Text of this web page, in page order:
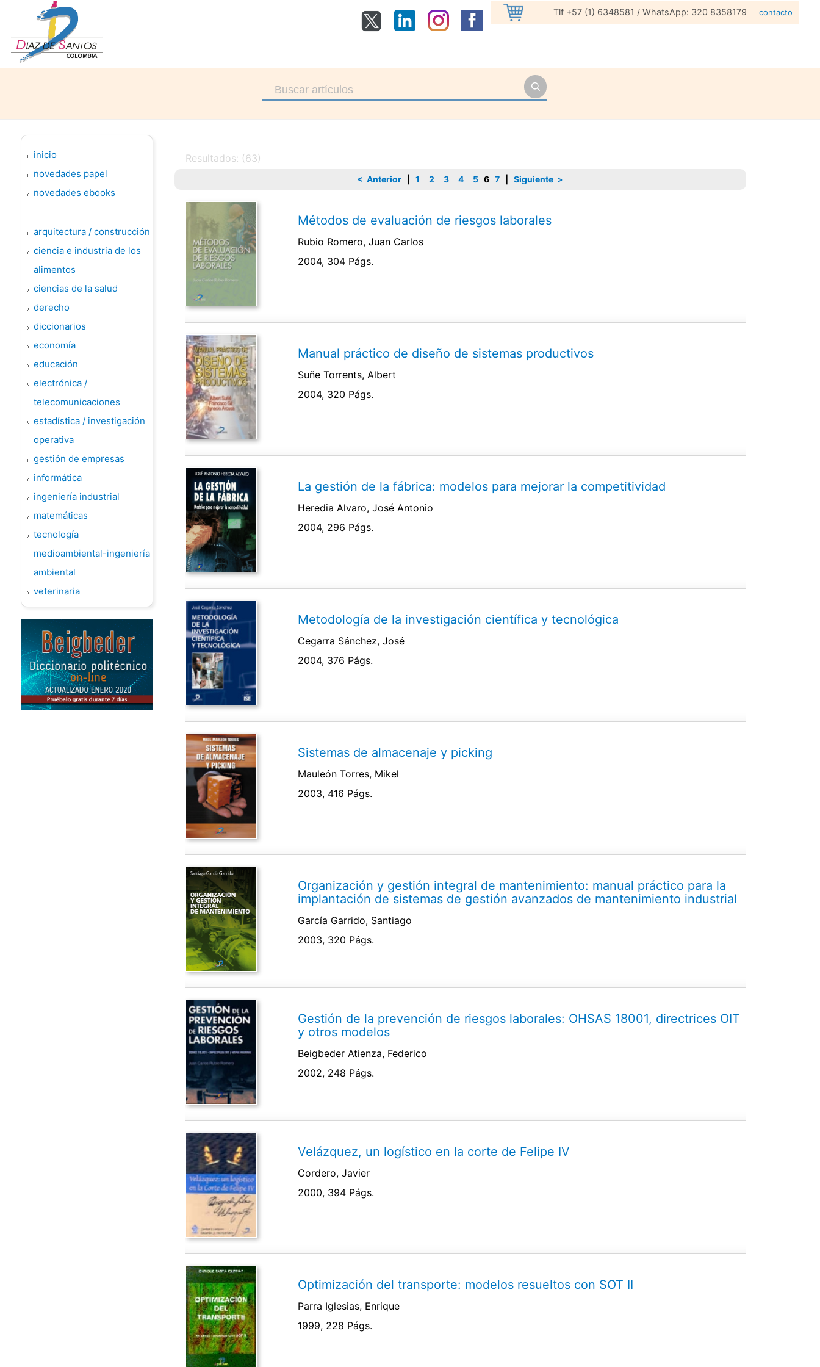
Tlf +57 (1) 6348581 / WhatsApp: 320 8358179 contacto
inicio
novedades papel
novedades ebooks
arquitectura / construcción
ciencia e industria de los
alimentos
ciencias de la salud
derecho
diccionarios
economía
educación
electrónica /
telecomunicaciones
estadística / investigación
operativa
gestión de empresas
informática
ingeniería industrial
matemáticas
tecnología
medioambiental-ingeniería
ambiental
veterinaria
Resultados: (63)
< Anterior 1 2 3 4 5 6 7 Siguiente >
Métodos de evaluación de riesgos laborales
Rubio Romero, Juan Carlos
2004, 304 Págs.
Manual práctico de diseño de sistemas productivos
Suñe Torrents, Albert
2004, 320 Págs.
La gestión de la fábrica: modelos para mejorar la competitividad
Heredia Alvaro, José Antonio
2004, 296 Págs.
Metodología de la investigación científica y tecnológica
Cegarra Sánchez, José
2004, 376 Págs.
Sistemas de almacenaje y picking
Mauleón Torres, Mikel
2003, 416 Págs.
Organización y gestión integral de mantenimiento: manual práctico para la
implantación de sistemas de gestión avanzados de mantenimiento industrial
García Garrido, Santiago
2003, 320 Págs.
Gestión de la prevención de riesgos laborales: OHSAS 18001, directrices OIT
y otros modelos
Beigbeder Atienza, Federico
2002, 248 Págs.
Velázquez, un logístico en la corte de Felipe IV
Cordero, Javier
2000, 394 Págs.
Optimización del transporte: modelos resueltos con SOT II
Parra Iglesias, Enrique
1999, 228 Págs.